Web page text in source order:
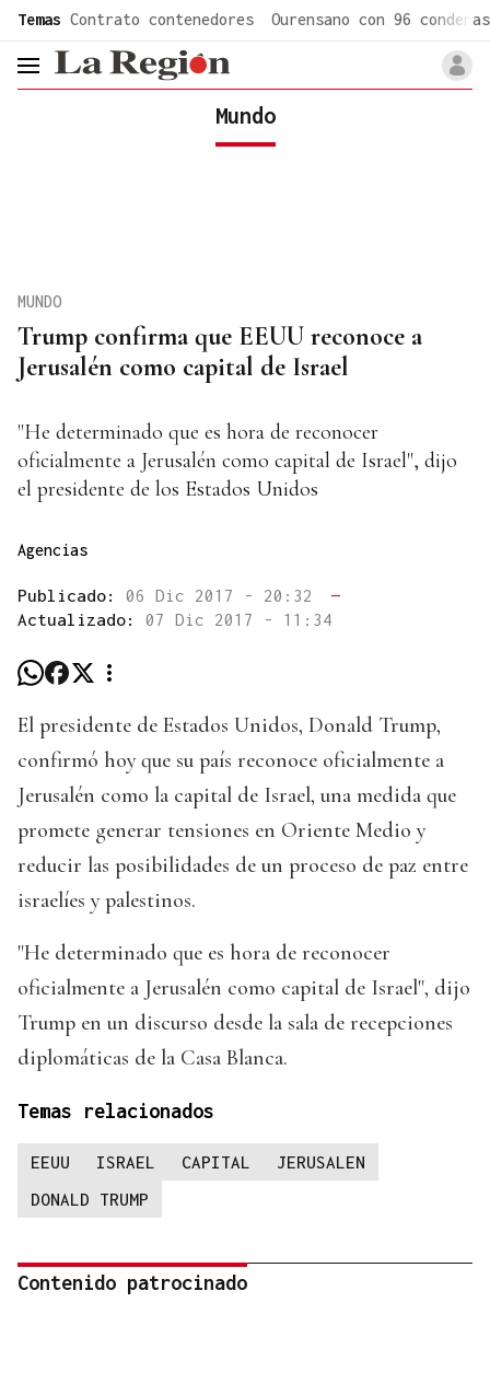
Temas Contrato contenedores Ourensano con 96 condenas
header.menu.open
Mundo
Trump confirma que EEUU reconoce a
Jerusalén como capital de Israel
MUNDO
"He determinado que es hora de reconocer
oficialmente a Jerusalén como capital de Israel", dijo
el presidente de los Estados Unidos
Agencias
Publicado: 06 Dic 2017 - 20:32
—
Actualizado: 07 Dic 2017 - 11:34
El presidente de Estados Unidos, Donald Trump,
confirmó hoy que su país reconoce oficialmente a
Jerusalén como la capital de Israel, una medida que
promete generar tensiones en Oriente Medio y
reducir las posibilidades de un proceso de paz entre
israelíes y palestinos.
"He determinado que es hora de reconocer
oficialmente a Jerusalén como capital de Israel", dijo
Trump en un discurso desde la sala de recepciones
diplomáticas de la Casa Blanca.
Temas relacionados
EEUU ISRAEL CAPITAL
JERUSALEN
DONALD TRUMP
Contenido patrocinado